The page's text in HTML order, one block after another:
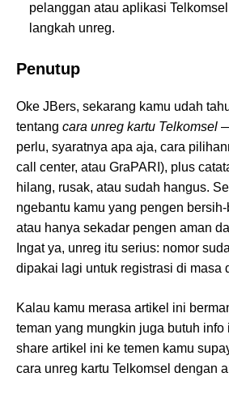
pelanggan atau aplikasi
langkah unreg.
Penutup
Oke JBers, sekarang kamu udah
tentang cara unreg kartu Telkomsel
perlu, syaratnya apa aja, cara
call center, atau GraPARI), plus
hilang, rusak, atau sudah hangus.
ngebantu kamu yang pengen
atau hanya sekadar pengen aman
Ingat ya, unreg itu serius: nomor
dipakai lagi untuk registrasi di masa
Kalau kamu merasa artikel ini
teman yang mungkin juga butuh
share artikel ini ke temen kamu
cara unreg kartu Telkomsel dengan